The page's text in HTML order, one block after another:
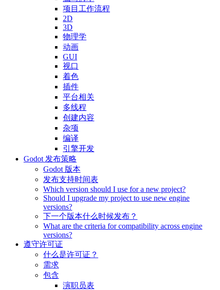
项目工作流程
2D
3D
物理学
动画
GUI
视口
着色
插件
平台相关
多线程
创建内容
杂项
编译
引擎开发
Godot 发布策略
Godot 版本
发布支持时间表
Which version should I use for a new project?
Should I upgrade my project to use new engine
versions?
下一个版本什么时候发布？
What are the criteria for compatibility across engine
versions?
遵守许可证
什么是许可证？
需求
包含
演职员表